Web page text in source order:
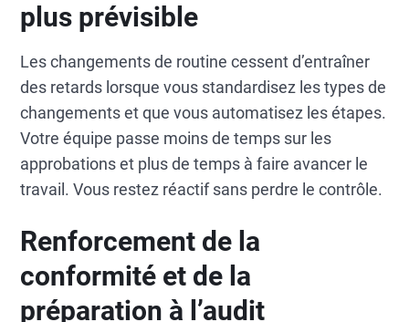
plus prévisible
Les changements de routine cessent d’entraîner
des retards lorsque vous standardisez les types de
changements et que vous automatisez les étapes.
Votre équipe passe moins de temps sur les
approbations et plus de temps à faire avancer le
travail. Vous restez réactif sans perdre le contrôle.
Renforcement de la
conformité et de la
préparation à l’audit